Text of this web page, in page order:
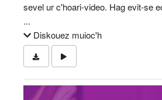
sevel ur c'hoari-video. Hag evit-se
...
Diskouez muioc'h